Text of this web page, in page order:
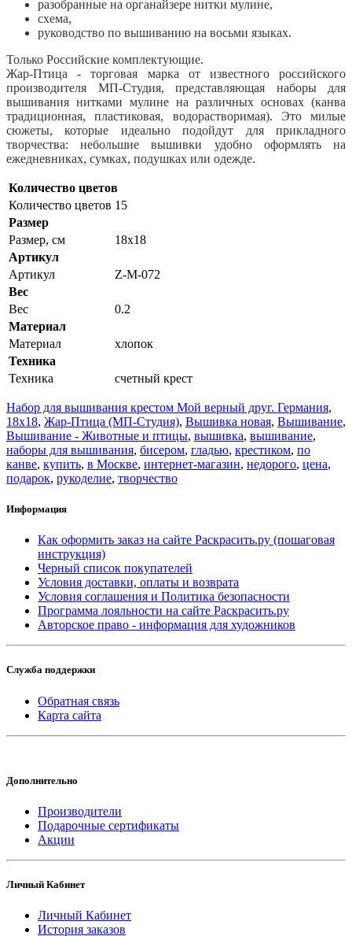
разобранные на органайзере нитки мулине,
схема,
руководство по вышиванию на восьми языках.
Только Российские комплектующие.
Жар-Птица - торговая марка от известного российского
производителя МП-Студия, представляющая наборы для
вышивания нитками мулине на различных основах (канва
традиционная, пластиковая, водорастворимая). Это милые
сюжеты, которые идеально подойдут для прикладного
творчества: небольшие вышивки удобно оформлять на
ежедневниках, сумках, подушках или одежде.
Количество цветов
Количество цветов 15
Размер
Размер, см
18x18
Артикул
Артикул
Z-М-072
Вес
Вес
0.2
Материал
Материал
хлопок
Техника
Техника
счетный крест
Набор для вышивания крестом Мой верный друг. Германия,
18x18, Жар-Птица (МП-Студия), Вышивка новая, Вышивание,
Вышивание - Животные и птицы, вышивка, вышивание,
наборы для вышивания, бисером, гладью, крестиком, по
канве, купить, в Москве, интернет-магазин, недорого, цена,
подарок, рукоделие, творчество
Информация
Как оформить заказ на сайте Раскрасить.ру (пошаговая
инструкция)
Черный список покупателей
Условия доставки, оплаты и возврата
Условия соглашения и Политика безопасности
Программа лояльности на сайте Раскрасить.ру
Авторское право - информация для художников
Служба поддержки
Обратная связь
Карта сайта
Дополнительно
Производители
Подарочные сертификаты
Акции
Личный Кабинет
Личный Кабинет
История заказов